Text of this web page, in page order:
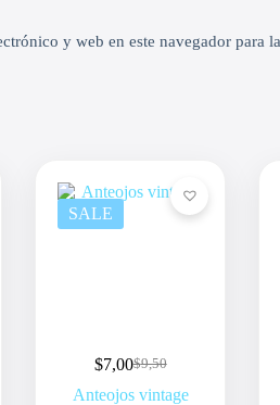
y web en este navegador para
SALE
$9,50
Original
price
$7,00Current
price
Anteojos vintage